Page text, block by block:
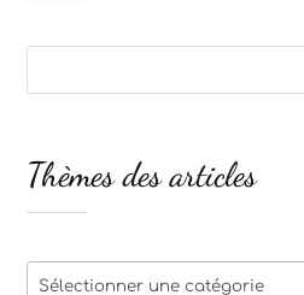
Thèmes des articles
Thèmes